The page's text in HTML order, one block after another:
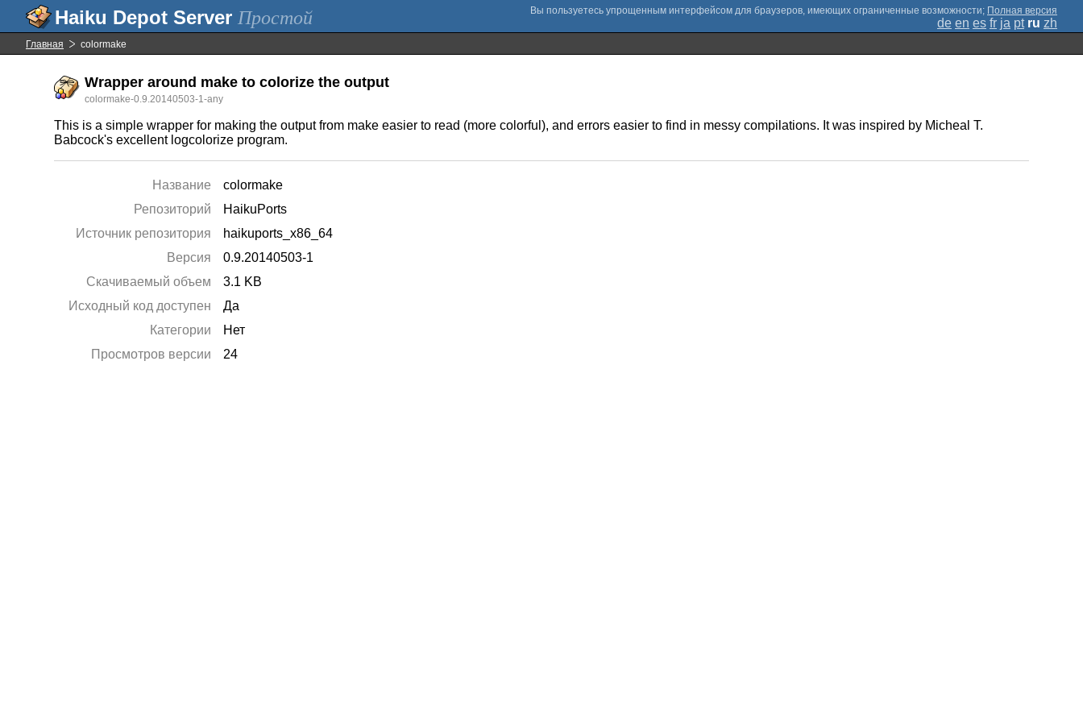
Простой ; Полная версия
de en es fr ja pt ru zh
Главная colormake
Wrapper around make to colorize the output
colormake-0.9.20140503-1-any
This is a simple wrapper for making the output from make easier to read (more colorful), and errors easier to find in messy compilations. It was inspired by Micheal T.
Babcock's excellent logcolorize program.
Название
colormake
Репозиторий
HaikuPorts
Источник репозитория
haikuports_x86_64
Версия
0.9.20140503-1
Скачиваемый объем
3.1 KB
Исходный код доступен
Да
Категории
Нет
Просмотров версии
24